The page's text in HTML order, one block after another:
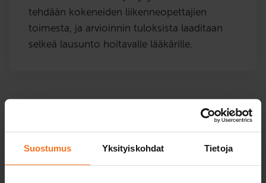
Suostumus Yksityiskohdat Tietoja
tehdään kokeneiden liikenneopettajien
toimesta, ja arvioinnin tuloksista laaditaan
selkeä lausunto hoitavalle lääkärille.
Terveysperusteiset ajokyvyn
arvioinnit